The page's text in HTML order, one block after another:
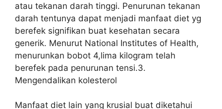
atau tekanan darah tinggi. Penurunan tekanan
darah tentunya dapat menjadi manfaat diet yg
berefek signifikan buat kesehatan secara
generik. Menurut National Institutes of Health,
menurunkan bobot 4,lima kilogram telah
berefek pada penurunan tensi.3.
Mengendalikan kolesterol
Manfaat diet lain yang krusial buat diketahui